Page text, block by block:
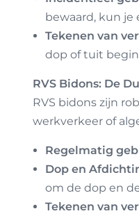
bewaard, kun je
Tekenen van
dop of tuit
RVS Bidons: De
RVS bidons zijn
werkverkeer of
Regelmatig
Dop en
om de dop en
Tekenen van